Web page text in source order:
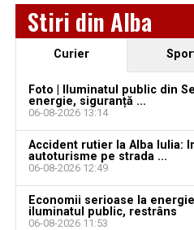
Locuri de muncă în
2026. AJOFM Alba a
vacante
Bărbat de 30 de ani din
ce și-ar fi agresat și
Stiri din Alba
Curier
Foto | Iluminatul public din
energie, siguranță ...
06-08-2026 13:14
Accident rutier la Alba Iulia:
autoturisme pe strada ...
06-08-2026 12:49
Economii serioase la
iluminatul public, restrâns
06-08-2026 11:53